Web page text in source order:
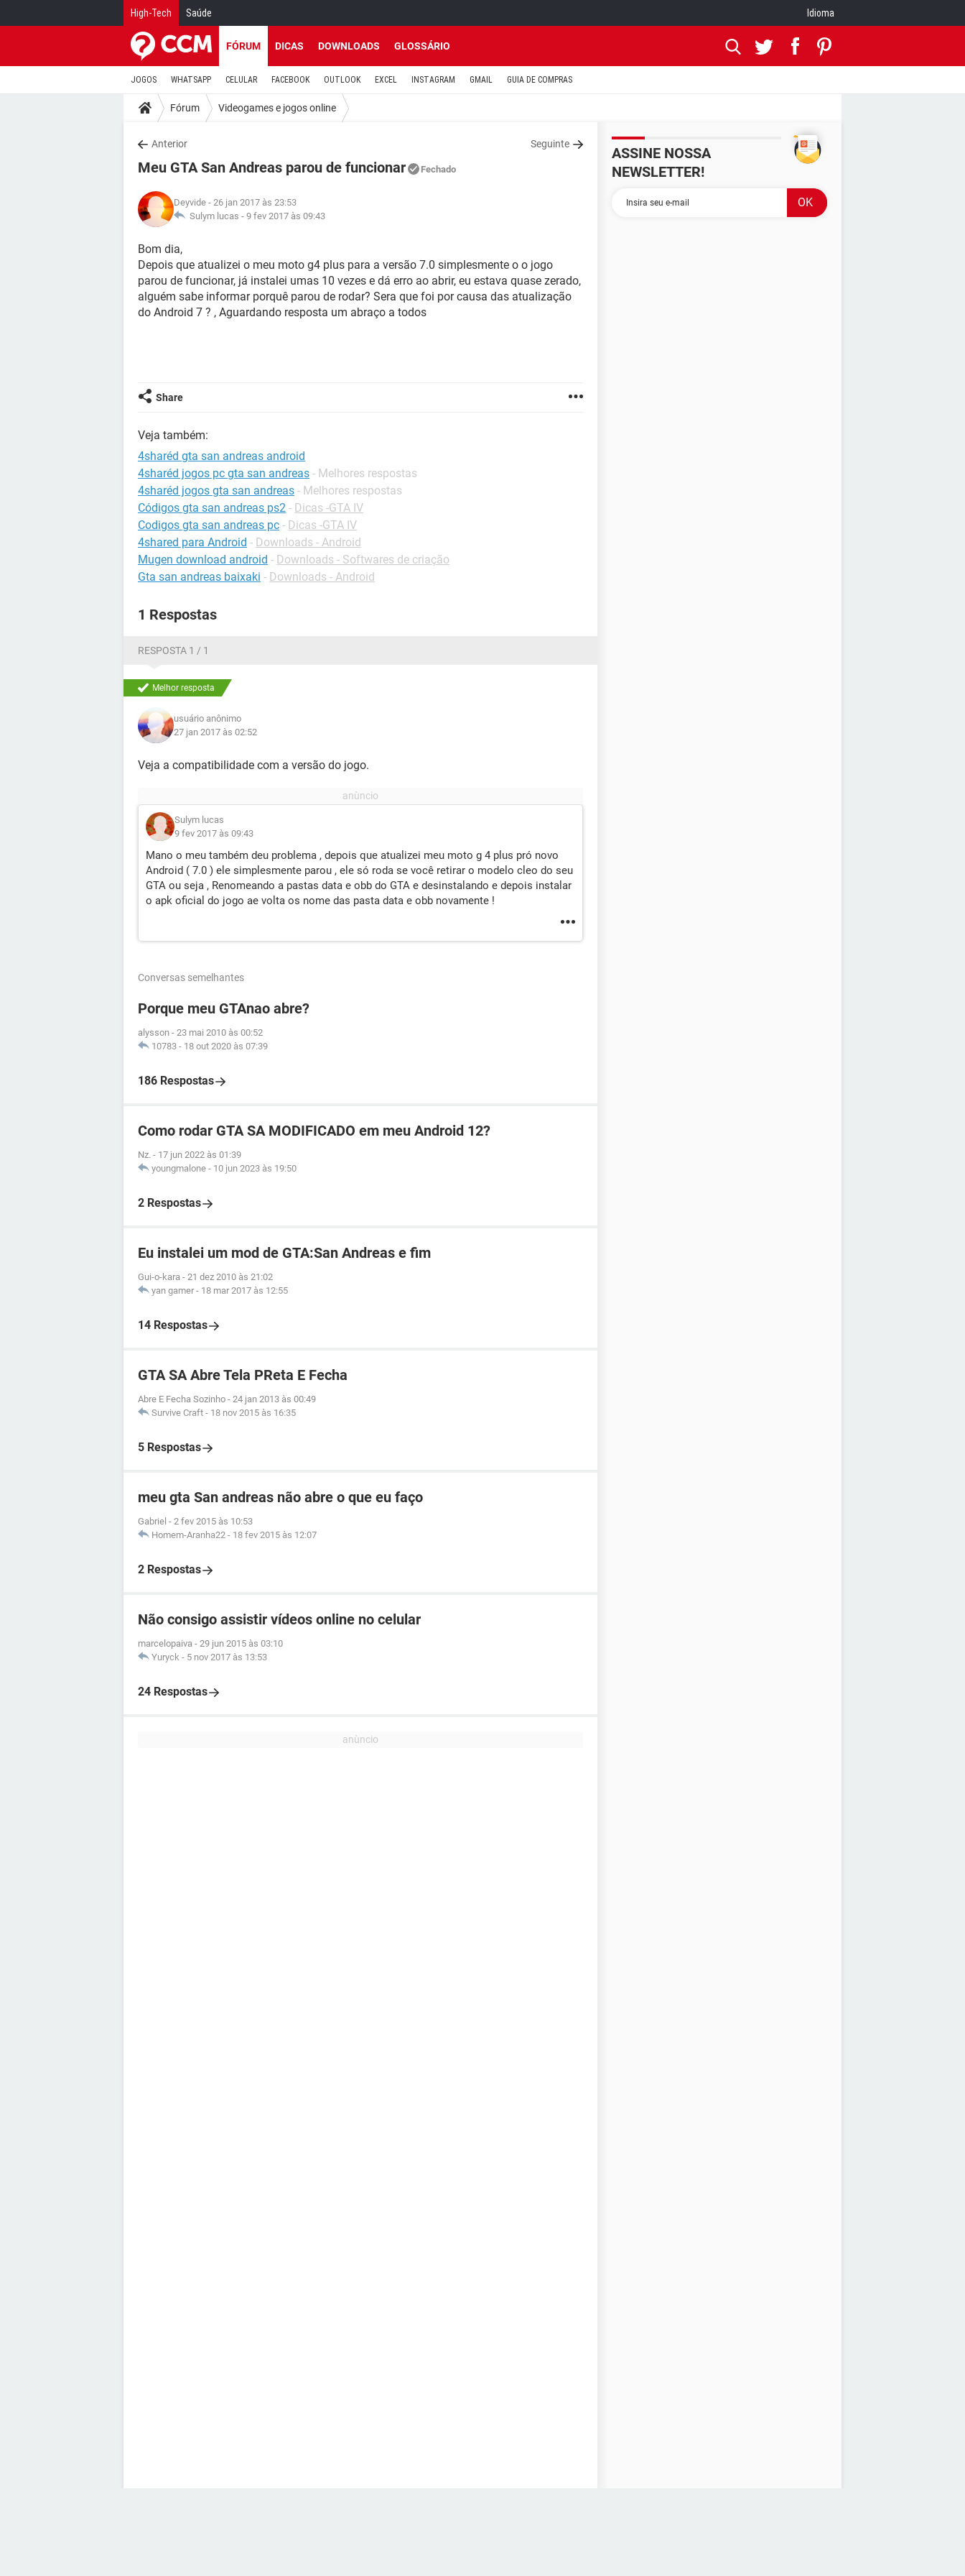
High-Tech Saúde Idioma
FÓRUM DICAS DOWNLOADS GLOSSÁRIO
JOGOS WHATSAPP CELULAR FACEBOOK OUTLOOK EXCEL INSTAGRAM GMAIL GUIA DE COMPRAS
Fórum Videogames e jogos online
Anterior Seguinte
Meu GTA San Andreas parou de funcionar Fechado
Deyvide - 26 jan 2017 às 23:53
Sulym lucas - 9 fev 2017 às 09:43
Bom dia,
Depois que atualizei o meu moto g4 plus para a versão 7.0 simplesmente o o jogo
parou de funcionar, já instalei umas 10 vezes e dá erro ao abrir, eu estava quase zerado,
alguém sabe informar porquê parou de rodar? Sera que foi por causa das atualização
do Android 7 ? , Aguardando resposta um abraço a todos
Share
Veja também:
4sharéd gta san andreas android
4sharéd jogos pc gta san andreas - Melhores respostas
4sharéd jogos gta san andreas - Melhores respostas
Códigos gta san andreas ps2 - Dicas -GTA IV
Codigos gta san andreas pc - Dicas -GTA IV
4shared para Android - Downloads - Android
Mugen download android - Downloads - Softwares de criação
Gta san andreas baixaki - Downloads - Android
1 Respostas
RESPOSTA 1 / 1
Melhor resposta
usuário anônimo
27 jan 2017 às 02:52
Veja a compatibilidade com a versão do jogo.
Sulym lucas
9 fev 2017 às 09:43
Mano o meu também deu problema , depois que atualizei meu moto g 4 plus pró novo
Android ( 7.0 ) ele simplesmente parou , ele só roda se você retirar o modelo cleo do seu
GTA ou seja , Renomeando a pastas data e obb do GTA e desinstalando e depois instalar
o apk oficial do jogo ae volta os nome das pasta data e obb novamente !
Conversas semelhantes
Porque meu GTAnao abre?
alysson - 23 mai 2010 às 00:52
10783 - 18 out 2020 às 07:39
186 Respostas
Como rodar GTA SA MODIFICADO em meu Android 12?
Nz. - 17 jun 2022 às 01:39
youngmalone - 10 jun 2023 às 19:50
2 Respostas
Eu instalei um mod de GTA:San Andreas e fim
Gui-o-kara - 21 dez 2010 às 21:02
yan gamer - 18 mar 2017 às 12:55
14 Respostas
GTA SA Abre Tela PReta E Fecha
Abre E Fecha Sozinho - 24 jan 2013 às 00:49
Survive Craft - 18 nov 2015 às 16:35
5 Respostas
meu gta San andreas não abre o que eu faço
Gabriel - 2 fev 2015 às 10:53
Homem-Aranha22 - 18 fev 2015 às 12:07
2 Respostas
Não consigo assistir vídeos online no celular
marcelopaiva - 29 jun 2015 às 03:10
Yuryck - 5 nov 2017 às 13:53
24 Respostas
ASSINE NOSSA
NEWSLETTER!